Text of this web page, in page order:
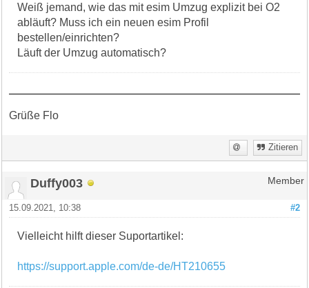
Weiß jemand, wie das mit esim Umzug explizit bei O2
abläuft? Muss ich ein neuen esim Profil
bestellen/einrichten?
Läuft der Umzug automatisch?
Grüße Flo
Zitieren
Duffy003 Member
#2
15.09.2021, 10:38
Vielleicht hilft dieser Suportartikel:
https://support.apple.com/de-de/HT210655